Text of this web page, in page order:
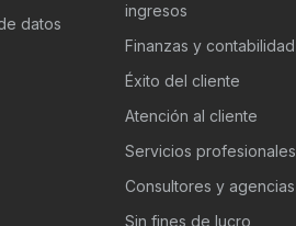
datos
ingresos
Finanzas y contabilidad
Éxito del cliente
Atención al cliente
Servicios profesionales
Consultores y agencias
Sin fines de lucro